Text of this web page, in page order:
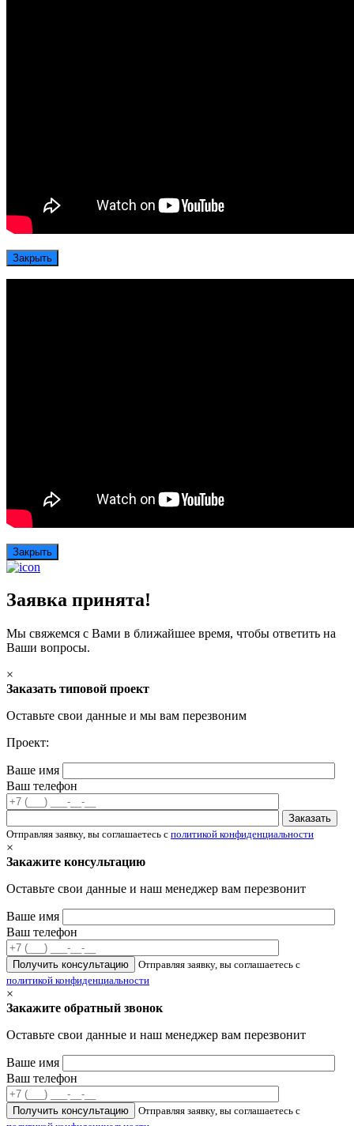
Закрыть
Закрыть
Заявка принята!
Мы свяжемся с Вами в ближайшее время, чтобы ответить на
Ваши вопросы.
×
Заказать типовой проект
Оставьте свои данные и мы вам перезвоним
Проект:
Ваше имя
Ваш телефон
Отправляя заявку, вы соглашаетесь с политикой конфиденциальности
×
Закажите консультацию
Оставьте свои данные и наш менеджер вам перезвонит
Ваше имя
Ваш телефон
Отправляя заявку, вы соглашаетесь с
политикой конфиденциальности
×
Закажите обратный звонок
Оставьте свои данные и наш менеджер вам перезвонит
Ваше имя
Ваш телефон
Отправляя заявку, вы соглашаетесь с